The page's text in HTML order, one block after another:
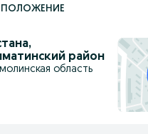
,
район
область